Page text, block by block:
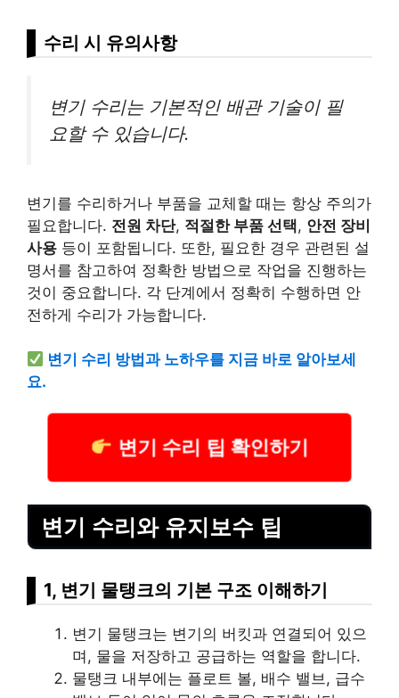
수리 시 유의사항
변기 수리는 기본적인 배관 기술이 필
요할 수 있습니다.
변기를 수리하거나 부품을 교체할 때는 항상 주의가
필요합니다. 전원 차단, 적절한 부품 선택, 안전 장비
사용 등이 포함됩니다. 또한, 필요한 경우 관련된 설
명서를 참고하여 정확한 방법으로 작업을 진행하는
것이 중요합니다. 각 단계에서 정확히 수행하면 안
전하게 수리가 가능합니다.
변기 수리 방법과 노하우를 지금 바로 알아보세
요.
변기 수리 팁 확인하기
변기 수리와 유지보수 팁
1, 변기 물탱크의 기본 구조 이해하기
변기 물탱크는 변기의 버킷과 연결되어 있으
며, 물을 저장하고 공급하는 역할을 합니다.
물탱크 내부에는 플로트 볼, 배수 밸브, 급수